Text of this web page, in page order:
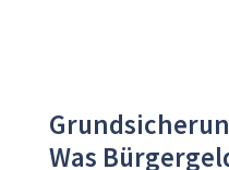
Was